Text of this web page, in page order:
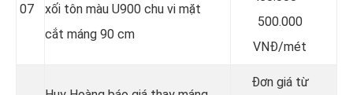
07
xối tôn màu U900 chu vi mặt
cắt máng 90 cm
500.000
VNĐ/mét
Đơn giá từ